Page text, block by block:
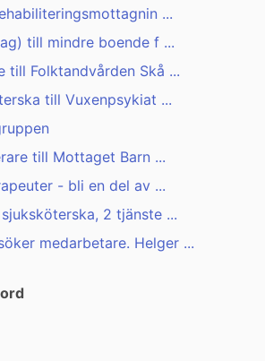
...
till mindre boende f ...
till Folktandvården Skå ...
till Vuxenpsykiat ...
till Mottaget Barn ...
- bli en del av ...
2 tjänste ...
medarbetare. Helger ...